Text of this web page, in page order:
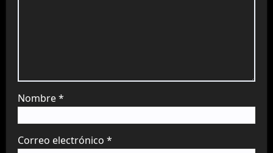
Nombre*
Correo electrónico *